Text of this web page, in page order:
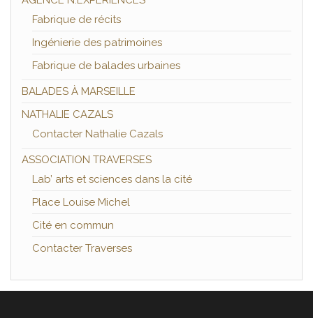
Fabrique de récits
Ingénierie des patrimoines
Fabrique de balades urbaines
BALADES À MARSEILLE
NATHALIE CAZALS
Contacter Nathalie Cazals
ASSOCIATION TRAVERSES
Lab’ arts et sciences dans la cité
Place Louise Michel
Cité en commun
Contacter Traverses